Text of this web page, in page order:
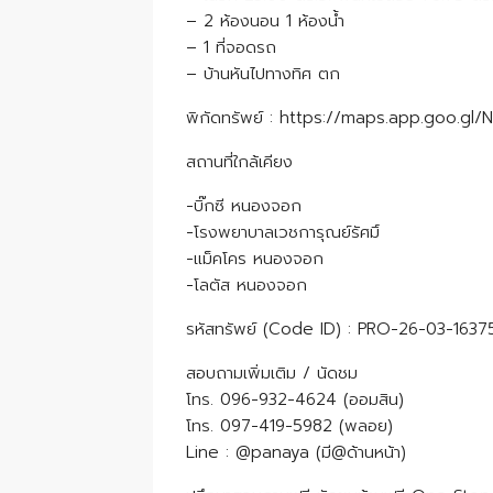
– 2 ห้องนอน 1 ห้องน้ำ
– 1 ที่จอดรถ
– บ้านหันไปทางทิศ ตก
พิกัดทรัพย์ : https://maps.app.goo.gl/
สถานที่ใกล้เคียง
-บิ๊กซี หนองจอก
-โรงพยาบาลเวชการุณย์รัศมิ์
-แม็คโคร หนองจอก
-โลตัส หนองจอก
รหัสทรัพย์ (Code ID) : PRO-26-03-
สอบถามเพิ่มเติม / นัดชม
โทร. 096-932-4624 (ออมสิน)
โทร. 097-419-5982 (พลอย)
Line : @panaya (มี@ด้านหน้า)